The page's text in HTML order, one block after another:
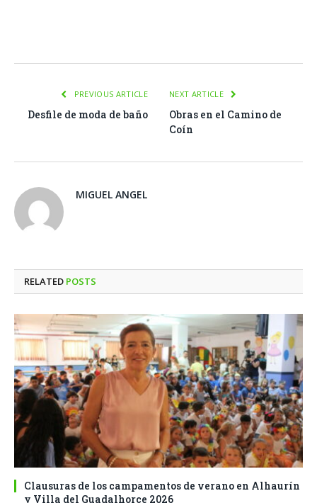
PREVIOUS ARTICLE
Desfile de moda de baño
NEXT ARTICLE
Obras en el Camino de
Coín
MIGUEL ANGEL
RELATED POSTS
Clausuras de los campamentos de verano en Alhaurín
y Villa del Guadalhorce 2026